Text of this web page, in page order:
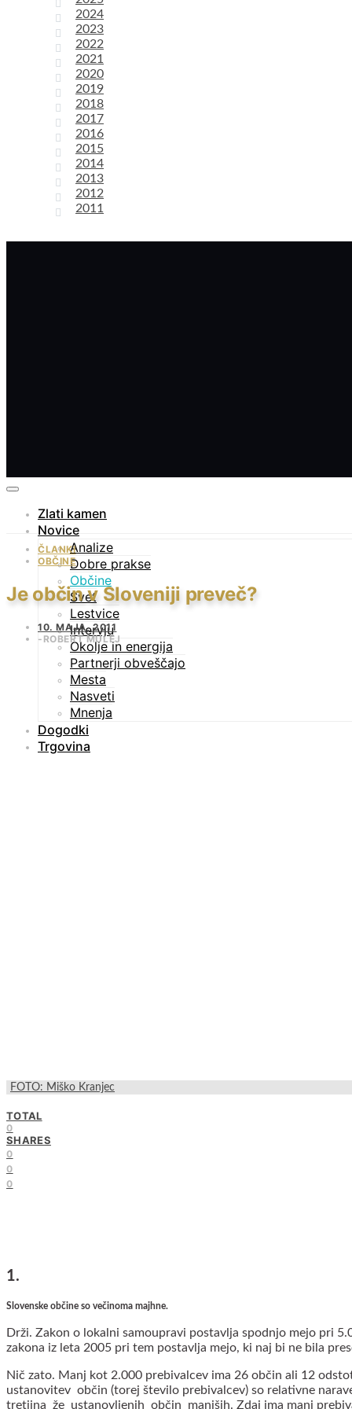
2024
2023
2022
2021
2020
2019
2018
2017
2016
2015
2014
2013
2012
2011
Zlati kamen
Novice
Analize
Dobre prakse
Občine
Svet
Lestvice
Intervju
Okolje in energija
Partnerji obveščajo
Mesta
Nasveti
Mnenja
Dogodki
Trgovina
ČLANKI
OBČINE
Je občin v Sloveniji preveč?
10. MAJA, 2011
ROBERT MULEJ
FOTO: Miško Kranjec
TOTAL
0
SHARES
0
0
0
1.
Slovenske občine so večinoma majhne.
Drži. Zakon o lokalni samoupravi postavlja spodnjo mejo pri
zakona iz leta 2005 pri tem postavlja mejo, ki naj bi ne bila
Nič zato. Manj kot 2.000 prebivalcev ima 26 občin ali 12
ustanovitev občin (torej število prebivalcev) so relativne
tretjina že ustanovljenih občin manjših. Zdaj ima manj